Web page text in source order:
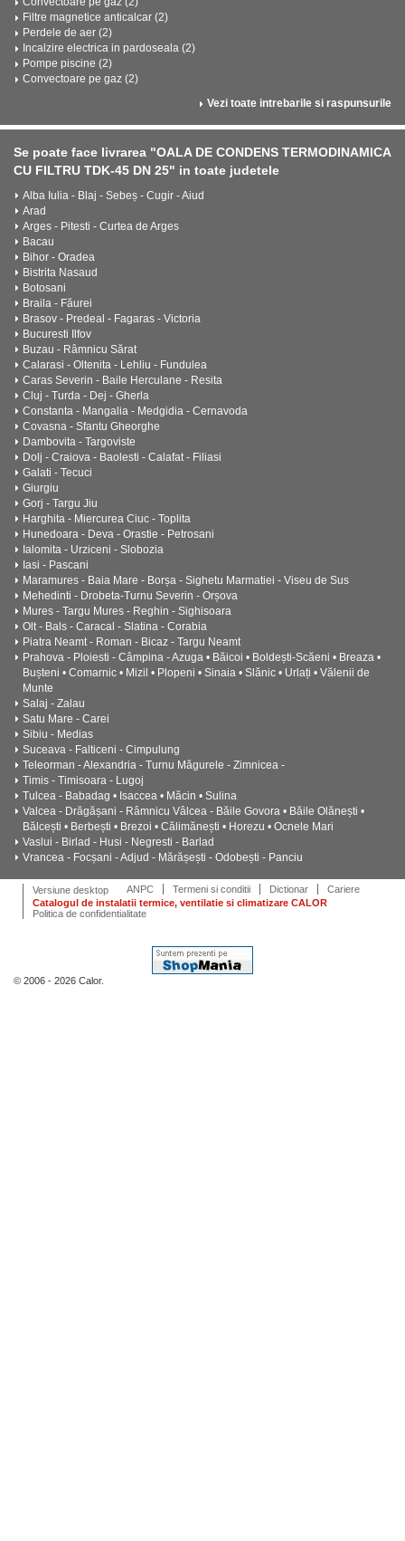
Filtre magnetice anticalcar (2)
Perdele de aer (2)
Incalzire electrica in pardoseala (2)
Pompe piscine (2)
Convectoare pe gaz (2)
Vezi toate intrebarile si raspunsurile
Se poate face livrarea "OALA DE CONDENS TERMODINAMICA
CU FILTRU TDK-45 DN 25" in toate judetele
Alba Iulia - Blaj - Sebeș - Cugir - Aiud
Arad
Arges - Pitesti - Curtea de Arges
Bacau
Bihor - Oradea
Bistrita Nasaud
Botosani
Braila - Făurei
Brasov - Predeal - Fagaras - Victoria
Bucuresti Ilfov
Buzau - Râmnicu Sărat
Calarasi - Oltenita - Lehliu - Fundulea
Caras Severin - Baile Herculane - Resita
Cluj - Turda - Dej - Gherla
Constanta - Mangalia - Medgidia - Cernavoda
Covasna - Sfantu Gheorghe
Dambovita - Targoviste
Dolj - Craiova - Baolesti - Calafat - Filiasi
Galati - Tecuci
Giurgiu
Gorj - Targu Jiu
Harghita - Miercurea Ciuc - Toplita
Hunedoara - Deva - Orastie - Petrosani
Ialomita - Urziceni - Slobozia
Iasi - Pascani
Maramures - Baia Mare - Borșa - Sighetu Marmatiei - Viseu de Sus
Mehedinti - Drobeta-Turnu Severin - Orșova
Mures - Targu Mures - Reghin - Sighisoara
Olt - Bals - Caracal - Slatina - Corabia
Piatra Neamt - Roman - Bicaz - Targu Neamt
Prahova - Ploiesti - Câmpina - Azuga • Băicoi • Boldești-Scăeni • Breaza •
Bușteni • Comarnic • Mizil • Plopeni • Sinaia • Slănic • Urlați • Vălenii de
Munte
Salaj - Zalau
Satu Mare - Carei
Sibiu - Medias
Suceava - Falticeni - Cimpulung
Teleorman - Alexandria - Turnu Măgurele - Zimnicea -
Timis - Timisoara - Lugoj
Tulcea - Babadag • Isaccea • Măcin • Sulina
Valcea - Drăgășani - Râmnicu Vâlcea - Băile Govora • Băile Olănești •
Bălcești • Berbești • Brezoi • Călimănești • Horezu • Ocnele Mari
Vaslui - Birlad - Husi - Negresti - Barlad
Vrancea - Focșani - Adjud - Mărășești - Odobești - Panciu
Versiune desktop ANPC Termeni si conditii Dictionar
Cariere
Catalogul de instalatii termice, ventilatie si climatizare CALOR
Politica de confidentialitate
© 2006 - 2026 Calor.